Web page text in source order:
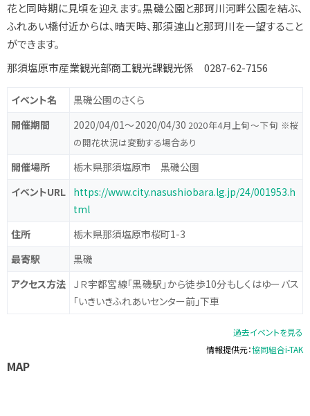
花と同時期に見頃を迎えます。黒磯公園と那珂川河畔公園を結ぶ、
ふれあい橋付近からは、晴天時、那須連山と那珂川を一望すること
ができます。
那須塩原市産業観光部商工観光課観光係 0287-62-7156
イベント名
黒磯公園のさくら
開催期間
2020/04/01〜2020/04/30 2020年4月上旬～下旬 ※桜
の開花状況は変動する場合あり
開催場所
栃木県那須塩原市 黒磯公園
イベントURL https://www.city.nasushiobara.lg.jp/24/001953.h
tml
住所
栃木県那須塩原市桜町1-3
最寄駅
黒磯
アクセス方法 ＪＲ宇都宮線「黒磯駅」から徒歩10分もしくはゆーバス
「いきいきふれあいセンター前」下車
過去イベントを見る
情報提供元：協同組合i-TAK
MAP